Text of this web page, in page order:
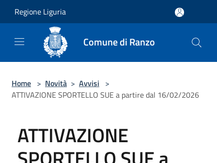
Regione Liguria
Comune di Ranzo
Home > Novità > Avvisi >
ATTIVAZIONE SPORTELLO SUE a partire dal 16/02/2026
ATTIVAZIONE